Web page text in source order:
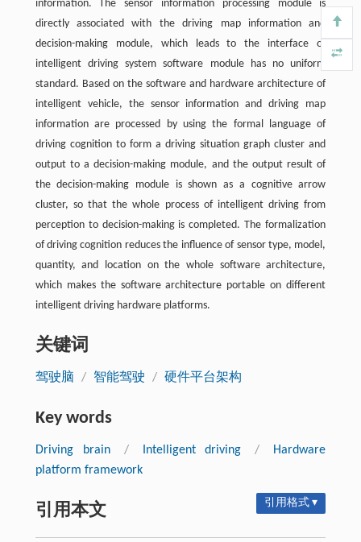
information. The sensor information processing module is
directly associated with the driving map information and
decision-making module, which leads to the interface of
intelligent driving system software module has no uniform
standard. Based on the software and hardware architecture of
intelligent vehicle, the sensor information and driving map
information are processed by using the formal language of
driving cognition to form a driving situation graph cluster and
output to a decision-making module, and the output result of
the decision-making module is shown as a cognitive arrow
cluster, so that the whole process of intelligent driving from
perception to decision-making is completed. The formalization
of driving cognition reduces the influence of sensor type, model,
quantity, and location on the whole software architecture,
which makes the software architecture portable on different
intelligent driving hardware platforms.
关键词
驾驶脑 / 智能驾驶 / 硬件平台架构
Key words
Driving brain / Intelligent driving /
Hardware
platform framework
引用本文 引用格式 ▾